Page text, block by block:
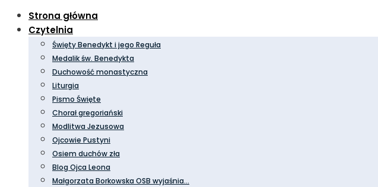
Strona główna
Czytelnia
Święty Benedykt i jego Reguła
Medalik św. Benedykta
Duchowość monastyczna
Liturgia
Pismo Święte
Chorał gregoriański
Modlitwa Jezusowa
Ojcowie Pustyni
Osiem duchów zła
Blog Ojca Leona
Małgorzata Borkowska OSB wyjaśnia…